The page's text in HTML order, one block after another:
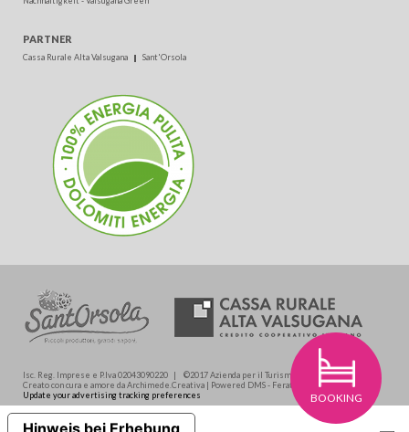
BOOKING
PARTNER
Cassa Rurale Alta Valsugana Sant'Orsola
Isc. Reg. Imprese e P.Iva 02043090220 | ©2017 Azienda per il Turismo Valsugana soc. coop.
Creato con cura e amore da Archimede.Creativa | Powered DMS - Feratel Media Technologies
Update your advertising tracking preferences
Hinweis bei Erhebung